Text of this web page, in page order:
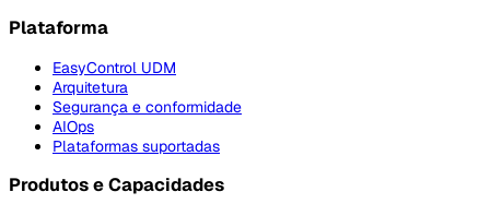
Plataforma
EasyControl UDM
Arquitetura
Segurança e conformidade
AIOps
Plataformas suportadas
Produtos e Capacidades